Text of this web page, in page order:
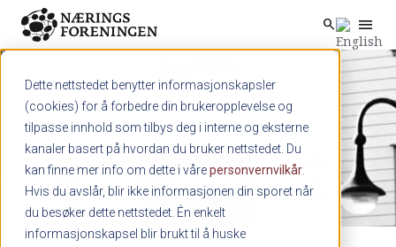
Dette nettstedet benytter informasjonskapsler
(cookies) for å forbedre din brukeropplevelse og
tilpasse innhold som tilbys deg i interne og eksterne
kanaler basert på hvordan du bruker nettstedet. Du
kan finne mer info om dette i vårepersonvernvilkår
Hvis du avslår, blir ikke informasjonen din sporet når
du besøker dette nettstedet. Én enkelt
informasjonskapsel blir brukt til å huske
Skip to main content
search
search menu